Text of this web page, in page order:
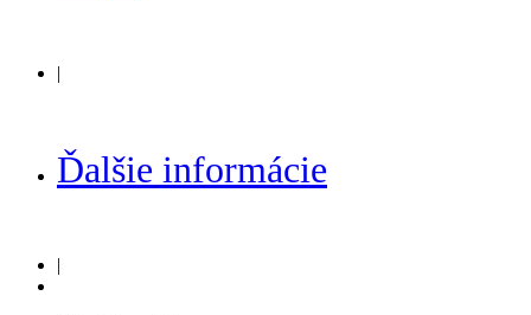
|
Ďalšie informácie
|